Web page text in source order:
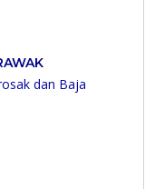
dan Baja